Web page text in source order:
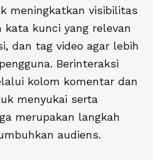
meningkatkan visibilitas
kata kunci yang relevan
dan tag video agar lebih
Berinteraksi
kolom komentar dan
menyukai serta
merupakan langkah
audiens.